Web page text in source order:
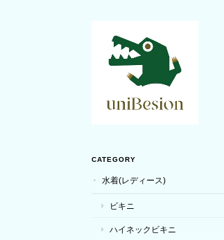
CATEGORY
水着(レディース)
ビキニ
ハイネックビキニ